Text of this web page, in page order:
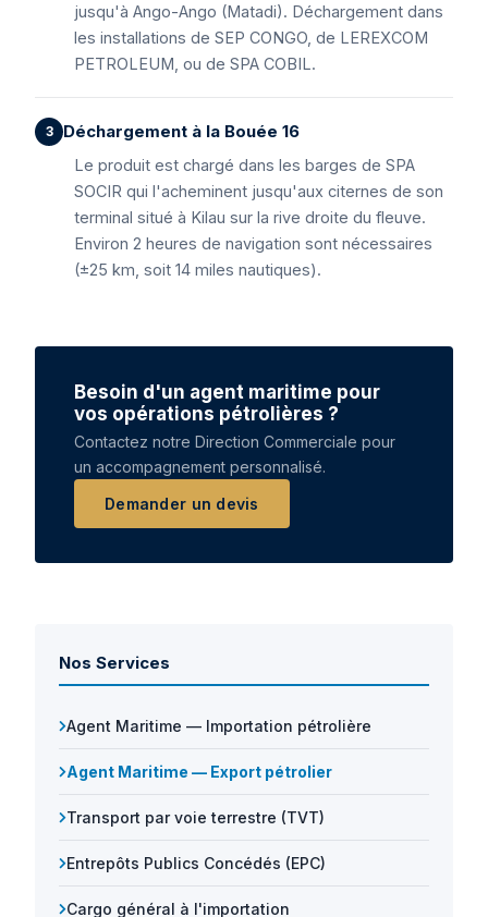
jusqu'à Ango-Ango (Matadi). Déchargement dans
les installations de SEP CONGO, de LEREXCOM
PETROLEUM, ou de SPA COBIL.
Déchargement à la Bouée 16
Le produit est chargé dans les barges de SPA
SOCIR qui l'acheminent jusqu'aux citernes de son
terminal situé à Kilau sur la rive droite du fleuve.
Environ 2 heures de navigation sont nécessaires
(±25 km, soit 14 miles nautiques).
Besoin d'un agent maritime pour
vos opérations pétrolières ?
Contactez notre Direction Commerciale pour
un accompagnement personnalisé.
Demander un devis
Nos Services
Agent Maritime — Importation pétrolière
Agent Maritime — Export pétrolier
Transport par voie terrestre (TVT)
Entrepôts Publics Concédés (EPC)
Cargo général à l'importation